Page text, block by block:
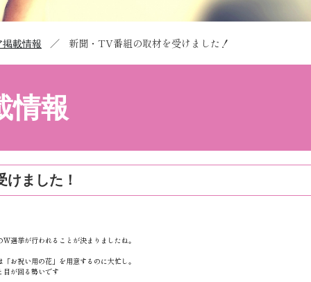
掲載情報 ／ 新聞・TV番組の取材を受けました！
情報
けました！
選挙が行われることが決まりましたね。
お祝い用の花」を用意するのに大忙し。
目が回る勢いです